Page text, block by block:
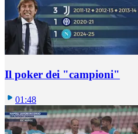
Il poker dei "campioni"
01:48